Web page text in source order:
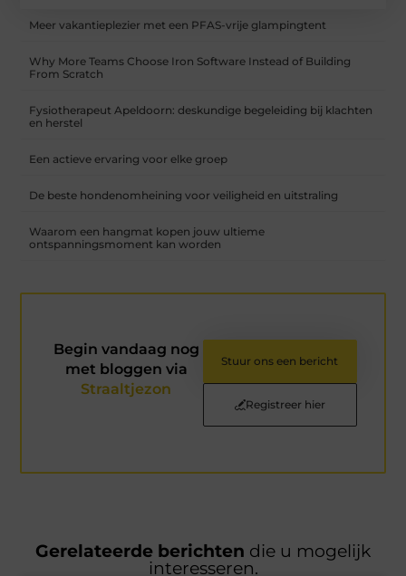
Meer vakantieplezier met een PFAS-vrije glampingtent
Why More Teams Choose Iron Software Instead of Building
From Scratch
Fysiotherapeut Apeldoorn: deskundige begeleiding bij klachten
en herstel
Een actieve ervaring voor elke groep
De beste hondenomheining voor veiligheid en uitstraling
Waarom een hangmat kopen jouw ultieme
ontspanningsmoment kan worden
Begin vandaag nog
met bloggen via
Straaltjezon
Stuur ons een bericht
Registreer hier
Gerelateerde berichten die u mogelijk
interesseren.